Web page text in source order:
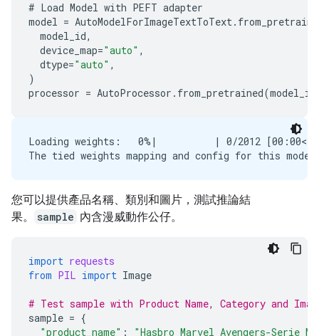
# Load Model with PEFT adapter
model = AutoModelForImageTextToText.
model_id,
device_map="auto" ,
dtype="auto" ,
)
processor = AutoProcessor . from_pretrained(model_id
Loading weights:   0%|          | 0/2012
您可以提供產品名稱、類別和圖片，測試推論結
果。
sample 內含漫威動作公仔。
import requests
from PIL import Image
# Test sample with Product Name, Category and
sample = {
"product_name" :
"Hasbro Marvel Avengers-Serie